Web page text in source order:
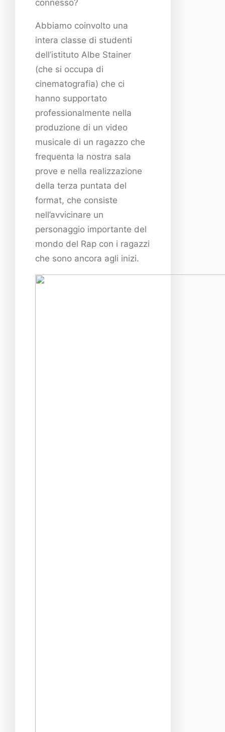
connesso?
Abbiamo coinvolto una
intera classe di studenti
dell’istituto Albe Stainer
(che si occupa di
cinematografia) che ci
hanno supportato
professionalmente nella
produzione di un video
musicale di un ragazzo che
frequenta la nostra sala
prove e nella realizzazione
della terza puntata del
format, che consiste
nell’avvicinare un
personaggio importante del
mondo del Rap con i ragazzi
che sono ancora agli inizi.